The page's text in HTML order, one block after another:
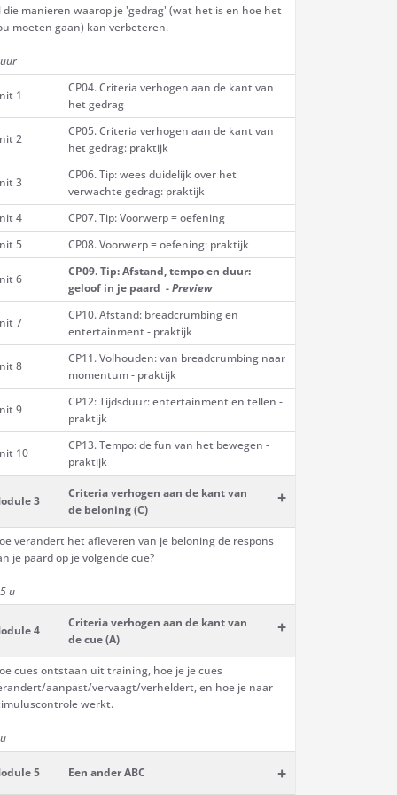
die manieren waarop je 'gedrag' (wat het is en hoe het
moeten gaan) kan verbeteren.
1
CP04. Criteria verhogen aan de kant van
het gedrag
2
CP05. Criteria verhogen aan de kant van
het gedrag: praktijk
3
CP06. Tip: wees duidelijk over het
verwachte gedrag: praktijk
4
CP07. Tip: Voorwerp = oefening
5
CP08. Voorwerp = oefening: praktijk
6
CP09. Tip: Afstand, tempo en duur:
geloof in je paard -Preview
7
CP10. Afstand: breadcrumbing en
entertainment - praktijk
8
CP11. Volhouden: van breadcrumbing naar
momentum - praktijk
9
CP12: Tijdsduur: entertainment en tellen -
praktijk
10
CP13. Tempo: de fun van het bewegen -
praktijk
3
Criteria verhogen aan de kant van
de beloning (C)
+
verandert het afleveren van je beloning de respons
je paard op je volgende cue?
u
4
Criteria verhogen aan de kant van
de cue (A)
+
cues ontstaan uit training, hoe je je cues
aanpast/vervaagt/verheldert, en hoe je naar
werkt.
5 Een ander ABC +